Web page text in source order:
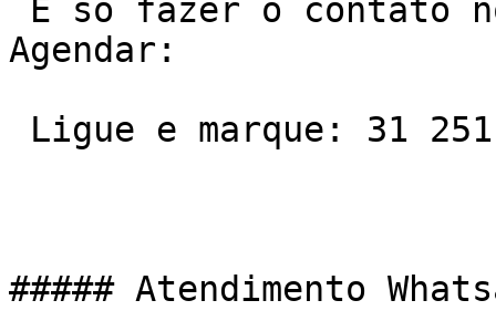
Agendar:
##### Atendimento